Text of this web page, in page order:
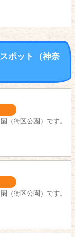
ポット（神奈
（街区公園）です。
（街区公園）です。